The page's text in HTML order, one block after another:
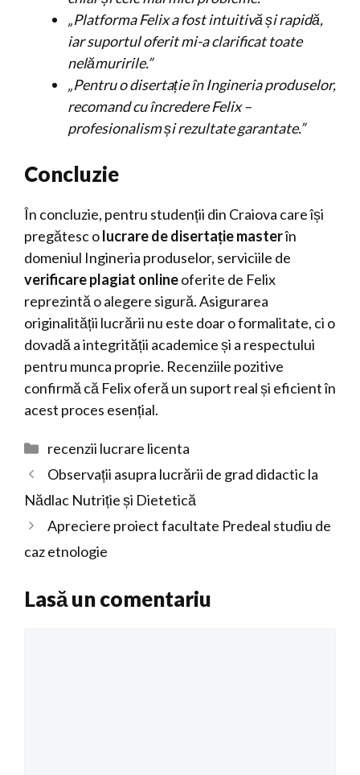
„Platforma Felix a fost intuitivă și rapidă,
iar suportul oferit mi-a clarificat toate
nelămuririle.”
„Pentru o disertație în Ingineria produselor,
recomand cu încredere Felix –
profesionalism și rezultate garantate.”
Concluzie
În concluzie, pentru studenții din Craiova care își
pregătesc olucrare de disertație masterîn
domeniul Ingineria produselor, serviciile de
verificare plagiat onlineoferite de Felix
reprezintă o alegere sigură. Asigurarea
originalității lucrării nu este doar o formalitate, ci o
dovadă a integrității academice și a respectului
pentru munca proprie. Recenziile pozitive
confirmă că Felix oferă un suport real și eficient în
acest proces esențial.
Categorii
recenzii lucrare licenta
Observații asupra lucrării de grad didactic la
Nădlac Nutriție și Dietetică
Apreciere proiect facultate Predeal studiu de
caz etnologie
Lasă un comentariu